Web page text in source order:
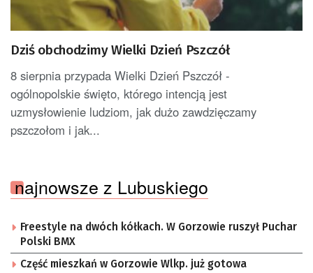
Dziś obchodzimy Wielki Dzień Pszczół
8 sierpnia przypada Wielki Dzień Pszczół -
ogólnopolskie święto, którego intencją jest
uzmysłowienie ludziom, jak dużo zawdzięczamy
pszczołom i jak...
najnowsze z Lubuskiego
Freestyle na dwóch kółkach. W Gorzowie ruszył Puchar
Polski BMX
Część mieszkań w Gorzowie Wlkp. już gotowa